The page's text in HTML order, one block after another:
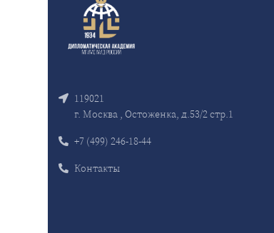
119021
г. Москва , Остоженка, д.53/2 стр.1
+7 (499) 246-18-44
Контакты